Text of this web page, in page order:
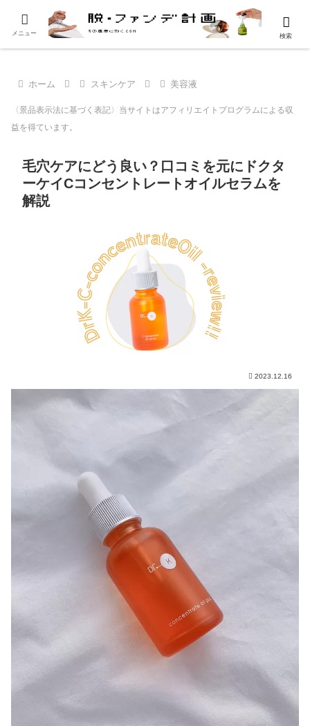
ホーム スキンケア 美容液
〈景品表示法に基づく表記〉当サイトはアフィリエイトプログラムによる収
益を得ています。
毛穴ケアにどう良い？口コミを元にドクタ
ーケイCコンセントレートオイルセラムを
解説
2023.12.16
メニュー 検索